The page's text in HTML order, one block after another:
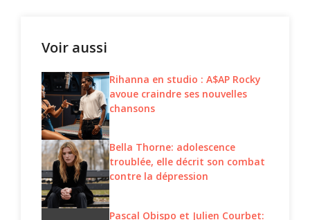
Voir aussi
Rihanna en studio : A$AP Rocky
avoue craindre ses nouvelles
chansons
Bella Thorne: adolescence
troublée, elle décrit son combat
contre la dépression
Pascal Obispo et Julien Courbet: